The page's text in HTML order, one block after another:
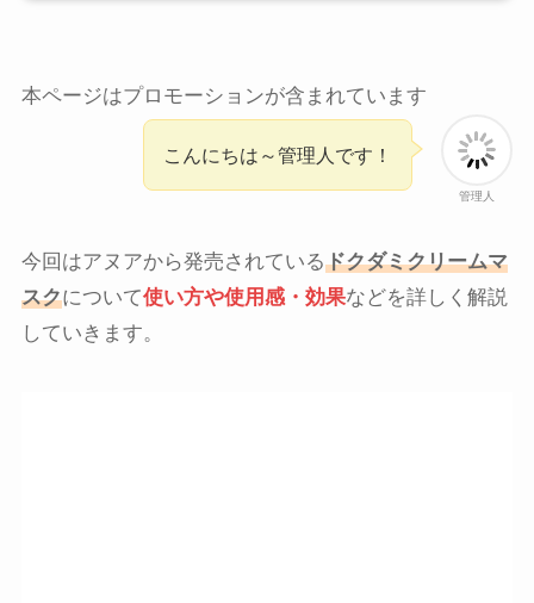
本ページはプロモーションが含まれています
管理人
こんにちは～管理人です！
今回はアヌアから発売されているドクダミクリームマ
スクについて使い方や使用感・効果などを詳しく解説
していきます。